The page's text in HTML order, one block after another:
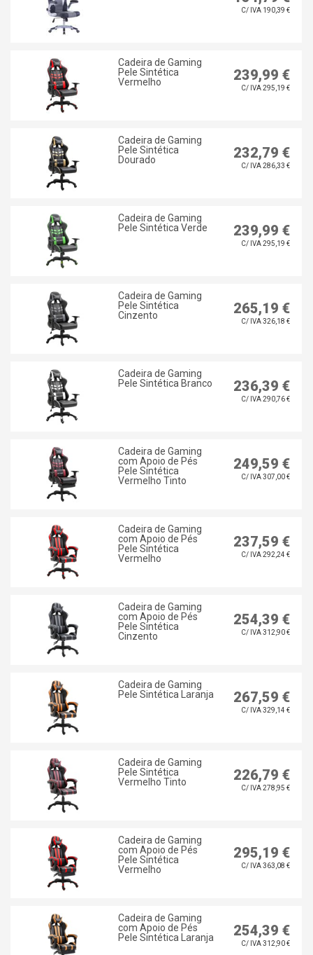
C/ IVA 190,39 €
Cadeira de Gaming
Pele Sintética
Vermelho
239,99 €
C/ IVA 295,19 €
Cadeira de Gaming
Pele Sintética
Dourado
232,79 €
C/ IVA 286,33 €
Cadeira de Gaming
Pele Sintética Verde
239,99 €
C/ IVA 295,19 €
Cadeira de Gaming
Pele Sintética
Cinzento
265,19 €
C/ IVA 326,18 €
Cadeira de Gaming
Pele Sintética Branco
236,39 €
C/ IVA 290,76 €
Cadeira de Gaming
com Apoio de Pés
Pele Sintética
Vermelho Tinto
249,59 €
C/ IVA 307,00 €
Cadeira de Gaming
com Apoio de Pés
Pele Sintética
Vermelho
237,59 €
C/ IVA 292,24 €
Cadeira de Gaming
com Apoio de Pés
Pele Sintética
Cinzento
254,39 €
C/ IVA 312,90 €
Cadeira de Gaming
Pele Sintética Laranja
267,59 €
C/ IVA 329,14 €
Cadeira de Gaming
Pele Sintética
Vermelho Tinto
226,79 €
C/ IVA 278,95 €
Cadeira de Gaming
com Apoio de Pés
Pele Sintética
Vermelho
295,19 €
C/ IVA 363,08 €
Cadeira de Gaming
com Apoio de Pés
Pele Sintética Laranja
254,39 €
C/ IVA 312,90 €